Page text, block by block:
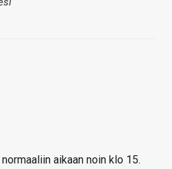
aikaan noin klo 15.